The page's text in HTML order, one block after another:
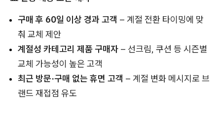
구매 후 60일 이상 경과 고객 – 계절 전환 타이밍에 맞
춰 교체 제안
계절성 카테고리 제품 구매자 – 선크림, 쿠션 등 시즌별
교체 가능성이 높은 고객
최근 방문·구매 없는 휴면 고객 – 계절 변화 메시지로 브
랜드 재접점 유도